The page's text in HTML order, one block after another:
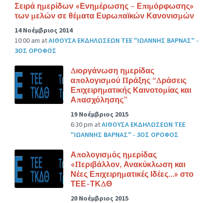
Σειρά ημερίδων «Ενημέρωσης – Επιμόρφωσης»
των μελών σε θέματα Ευρωπαϊκών Κανονισμών
14 Νοέμβριος 2014
10:00 am atΑΙΘΟΥΣΑ ΕΚΔΗΛΩΣΕΩΝ ΤΕΕ "ΙΩΑΝΝΗΣ ΒΑΡΝΑΣ" -
3ΟΣ ΟΡΟΦΟΣ
Διοργάνωση ημερίδας
απολογισμού Πράξης “Δράσεις
Επιχειρηματικής Καινοτομίας και
Απασχόλησης”
19 Νοέμβριος 2015
6:30 pm atΑΙΘΟΥΣΑ ΕΚΔΗΛΩΣΕΩΝ ΤΕΕ
"ΙΩΑΝΝΗΣ ΒΑΡΝΑΣ" - 3ΟΣ ΟΡΟΦΟΣ
Απολογισμός ημερίδας
«Περιβάλλον, Ανακύκλωση και
Νέες Επιχειρηματικές Ιδέες…» στο
ΤΕΕ-ΤΚΔΘ
20 Νοέμβριος 2015